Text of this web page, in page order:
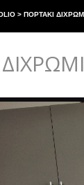
> ΠΟΡΤΑΚΙ